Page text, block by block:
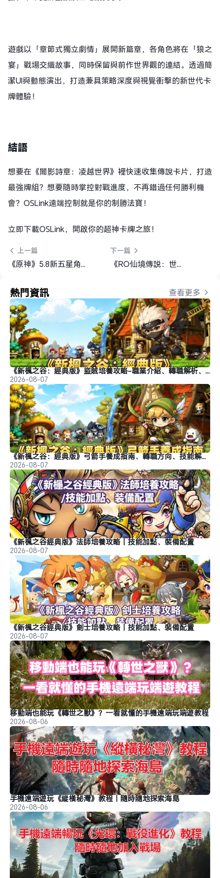
遊戲以「章節式獨立劇情」展開新篇章，各角色將在「狼之
宴」戰場交織故事，同時保留與前作世界觀的連結。透過簡
潔UI與動態演出，打造兼具策略深度與視覺衝擊的新世代卡
牌體驗！
結語
想要在《闇影詩章：凌越世界》裡快速收集傳說卡片，打造
最強牌組？想要隨時掌控對戰進度，不再錯過任何勝利機
會？OSLink遠端控制就是你的制勝法寶！
立即下載OSLink，開啟你的超神卡牌之旅！
上一篇
《原神》5.8新五星角色「伊涅芙」養成素材一覽 + 預刷攻略
下一篇
《RO仙境傳説：世界之旅》OSLink多開掛機終極指南
熱門資訊 查看更多
《新楓之谷：經典版》盜賊培養攻略-職業介紹、轉職解析、玩法推薦
2026-08-07
《新楓之谷：經典版》弓箭手養成指南、轉職方向、技能解析、玩法分析
2026-08-07
《新楓之谷經典版》法師培養攻略｜技能加點、裝備配置
2026-08-07
《新楓之谷經典版》劍士培養攻略｜技能加點、裝備配置
2026-08-07
移動端也能玩《轉世之獸》？一看就懂的手機遠端玩端遊教程
2026-08-06
手機遠端遊玩《縱橫秘灣》教程｜隨時隨地探索海島
2026-08-06